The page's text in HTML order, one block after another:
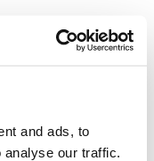
and ads, to
analyse our traffic.
technology/data-
• The Wall Street Journal